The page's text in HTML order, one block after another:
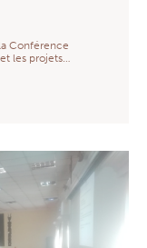
Conférence
les projets…